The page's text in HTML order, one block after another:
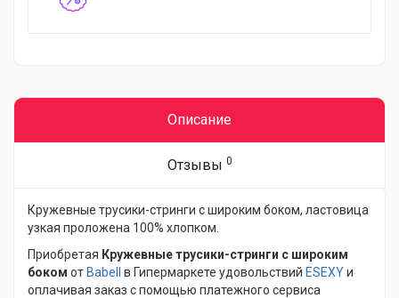
Описание
Отзывы 0
Кружевные трусики-стринги с широким боком, ластовица
узкая проложена 100% хлопком.
Приобретая Кружевные трусики-стринги с широким
боком от Babell в Гипермаркете удовольствий ESEXYи
оплачивая заказ с помощью платежного сервиса